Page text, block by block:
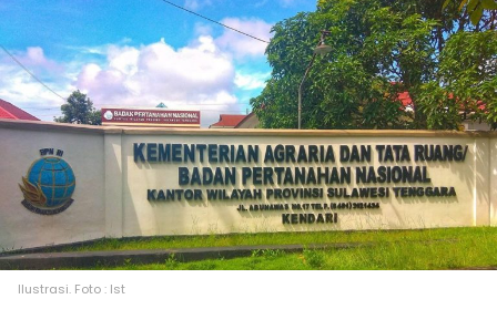
Ilustrasi. Foto : Ist